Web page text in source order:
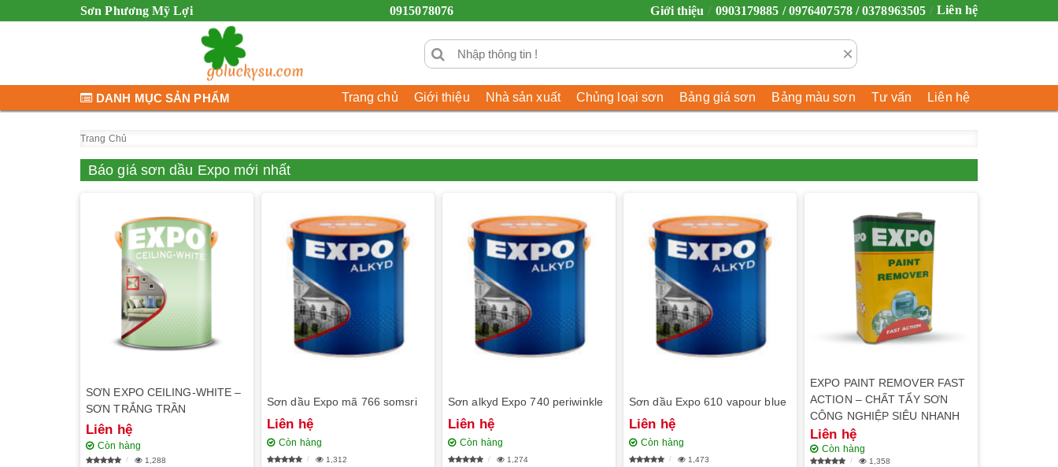
Sơn Phương Mỹ Lợi 0915078076 Giới thiệu 0903179885 / 0976407578 / 0378963505 Liên hệ
×
Trang chủ Giới thiệu Nhà sản xuất Chủng loại sơn Bảng giá sơn Bảng màu sơn Tư vấn Liên hệ
DANH MỤC SẢN PHẨM
Trang Chủ
Báo giá sơn dầu Expo mới nhất
SƠN EXPO CEILING-WHITE –
SƠN TRẮNG TRẦN
Liên hệ
Còn hàng
1,288
Sơn dầu Expo mã 766 somsri
Liên hệ
Còn hàng
1,312
Sơn alkyd Expo 740 periwinkle
Liên hệ
Còn hàng
1,274
Sơn dầu Expo 610 vapour blue
Liên hệ
Còn hàng
1,473
EXPO PAINT REMOVER FAST
ACTION – CHẤT TẨY SƠN
CÔNG NGHIỆP SIÊU NHANH
Liên hệ
Còn hàng
1,358